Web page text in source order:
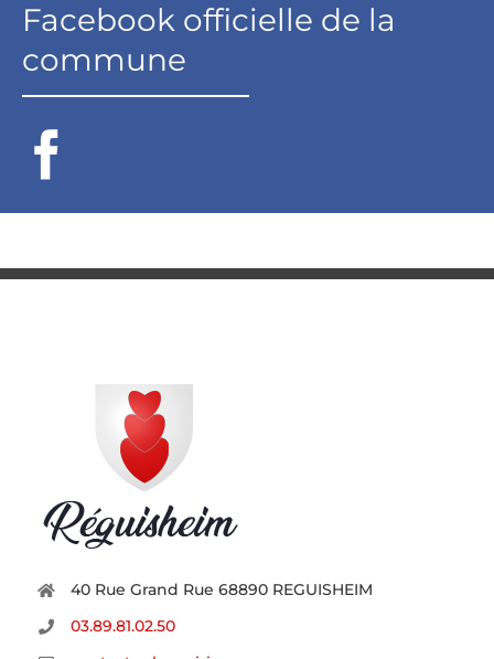
Facebook officielle de la
commune
40 Rue Grand Rue 68890 REGUISHEIM
03.89.81.02.50